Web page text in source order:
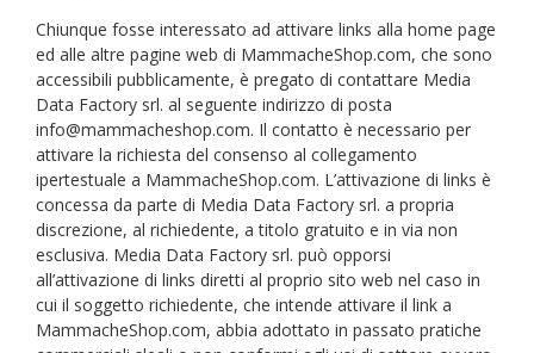
Chiunque fosse interessato ad attivare links alla home page
ed alle altre pagine web di MammacheShop.com, che sono
accessibili pubblicamente, è pregato di contattare Media
Data Factory srl. al seguente indirizzo di posta
info@mammacheshop.com. Il contatto è necessario per
attivare la richiesta del consenso al collegamento
ipertestuale a MammacheShop.com. L’attivazione di links è
concessa da parte di Media Data Factory srl. a propria
discrezione, al richiedente, a titolo gratuito e in via non
esclusiva. Media Data Factory srl. può opporsi
all’attivazione di links diretti al proprio sito web nel caso in
cui il soggetto richiedente, che intende attivare il link a
MammacheShop.com, abbia adottato in passato pratiche